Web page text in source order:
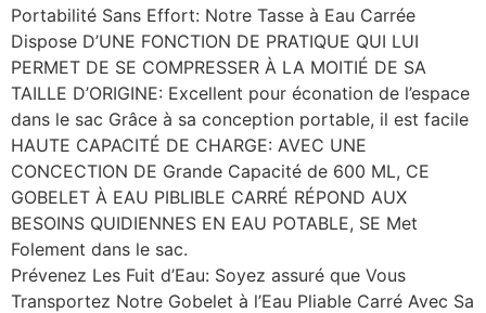
Portabilité Sans Effort: Notre Tasse à Eau Carrée
Dispose D’UNE FONCTION DE PRATIQUE QUI LUI
PERMET DE SE COMPRESSER À LA MOITIÉ DE SA
TAILLE D’ORIGINE: Excellent pour éconation de l’espace
dans le sac Grâce à sa conception portable, il est facile
HAUTE CAPACITÉ DE CHARGE: AVEC UNE
CONCECTION DE Grande Capacité de 600 ML, CE
GOBELET À EAU PIBLIBLE CARRÉ RÉPOND AUX
BESOINS QUIDIENNES EN EAU POTABLE, SE Met
Folement dans le sac.
Prévenez Les Fuit d’Eau: Soyez assuré que Vous
Transportez Notre Gobelet à l’Eau Pliable Carré Avec Sa